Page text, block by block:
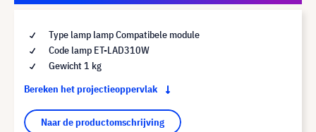
Type lamp lamp Compatibele module
Code lamp ET-LAD310W
Gewicht 1 kg
Bereken het projectieoppervlak
Naar de productomschrijving